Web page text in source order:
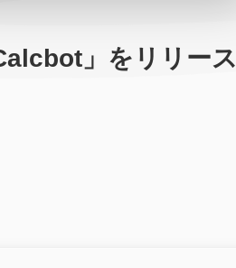
」をリリース